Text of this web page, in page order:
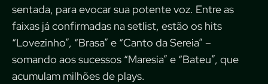
sentada, para evocar sua potente voz. Entre as
faixas já confirmadas na setlist, estão os hits
“Lovezinho”, “Brasa” e “Canto da Sereia” –
somando aos sucessos “Maresia” e “Bateu”, que
acumulam milhões de plays.